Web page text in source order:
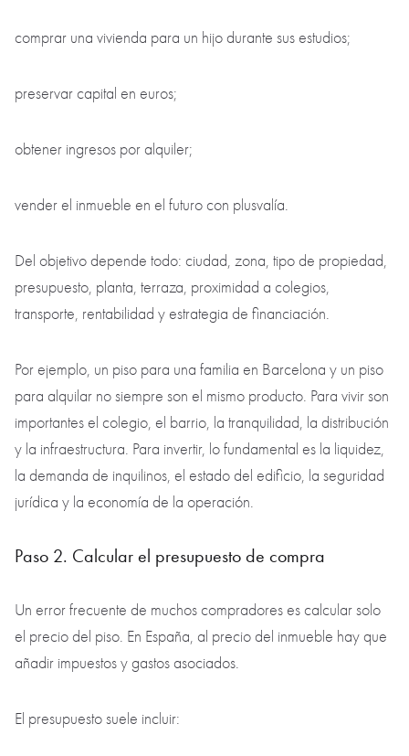
comprar una vivienda para un hijo durante sus estudios;
preservar capital en euros;
obtener ingresos por alquiler;
vender el inmueble en el futuro con plusvalía.
Del objetivo depende todo: ciudad, zona, tipo de propiedad,
presupuesto, planta, terraza, proximidad a colegios,
transporte, rentabilidad y estrategia de financiación.
Por ejemplo, un piso para una familia en Barcelona y un piso
para alquilar no siempre son el mismo producto. Para vivir son
importantes el colegio, el barrio, la tranquilidad, la distribución
y la infraestructura. Para invertir, lo fundamental es la liquidez,
la demanda de inquilinos, el estado del edificio, la seguridad
jurídica y la economía de la operación.
Paso 2. Calcular el presupuesto de compra
Un error frecuente de muchos compradores es calcular solo
el precio del piso. En España, al precio del inmueble hay que
añadir impuestos y gastos asociados.
El presupuesto suele incluir: